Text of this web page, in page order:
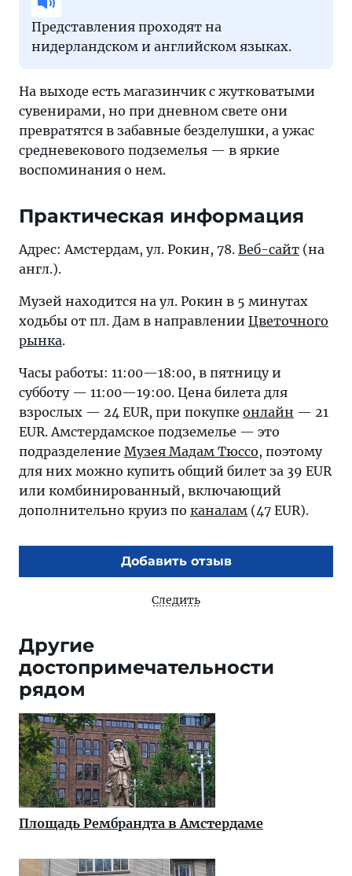
Представления проходят на
нидерландском и английском языках.
На выходе есть магазинчик с жутковатыми
сувенирами, но при дневном свете они
превратятся в забавные безделушки, а ужас
средневекового подземелья — в яркие
воспоминания о нем.
Практическая информация
Адрес: Амстердам, ул. Рокин, 78. Веб-сайт (на
англ.).
Музей находится на ул. Рокин в 5 минутах
ходьбы от пл. Дам в направлении Цветочного
рынка.
Часы работы: 11:00—18:00, в пятницу и
субботу — 11:00—19:00. Цена билета для
взрослых — 24 EUR, при покупке онлайн — 21
EUR. Амстердамское подземелье — это
подразделение Музея Мадам Тюссо, поэтому
для них можно купить общий билет за 39 EUR
или комбинированный, включающий
дополнительно круиз по каналам (47 EUR).
Добавить отзыв
Следить
Другие
достопримечательности
рядом
Площадь Рембрандта в Амстердаме